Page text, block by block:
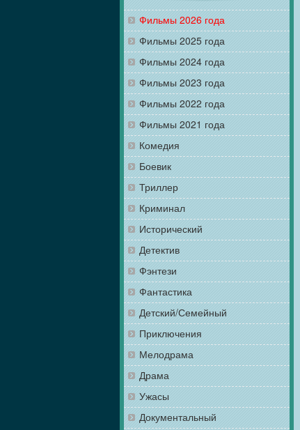
Фильмы 2026 года
Фильмы 2025 года
Фильмы 2024 года
Фильмы 2023 года
Фильмы 2022 года
Фильмы 2021 года
Комедия
Боевик
Триллер
Криминал
Исторический
Детектив
Фэнтези
Фантастика
Детский/Семейный
Приключения
Мелодрама
Драма
Ужасы
Документальный